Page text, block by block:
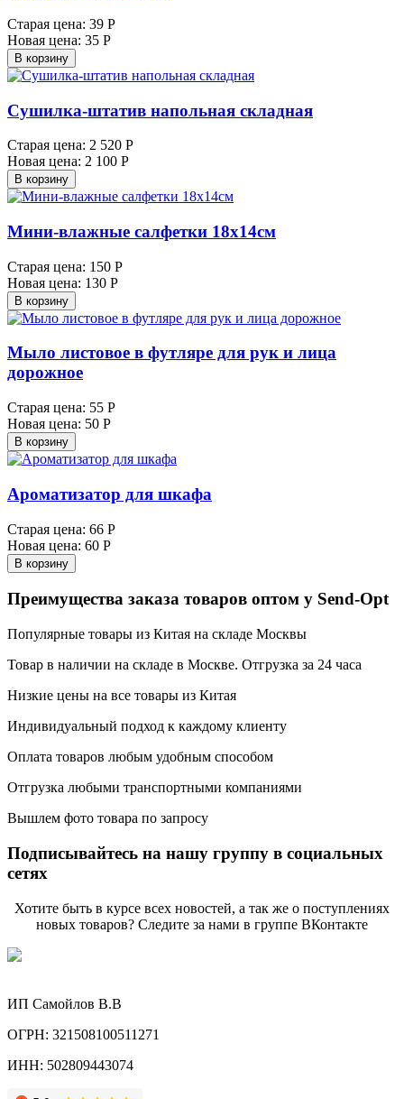
Старая цена: 39 Р
Новая цена: 35 Р
В корзину
Сушилка-штатив напольная складная
Старая цена: 2 520 Р
Новая цена: 2 100 Р
В корзину
Мини-влажные салфетки 18х14см
Старая цена: 150 Р
Новая цена: 130 Р
В корзину
Мыло листовое в футляре для рук и лица
дорожное
Старая цена: 55 Р
Новая цена: 50 Р
В корзину
Ароматизатор для шкафа
Старая цена: 66 Р
Новая цена: 60 Р
В корзину
Преимущества заказа товаров оптом у Send-Opt
Популярные товары из Китая на складе Москвы
Товар в наличии на складе в Москве. Отгрузка за 24 часа
Низкие цены на все товары из Китая
Индивидуальный подход к каждому клиенту
Оплата товаров любым удобным способом
Отгрузка любыми транспортными компаниями
Вышлем фото товара по запросу
Подписывайтесь на нашу группу в социальных
сетях
Хотите быть в курсе всех новостей, а так же о поступлениях
новых товаров? Следите за нами в группе ВКонтакте
ИП Самойлов В.В
ОГРН: 321508100511271
ИНН: 502809443074